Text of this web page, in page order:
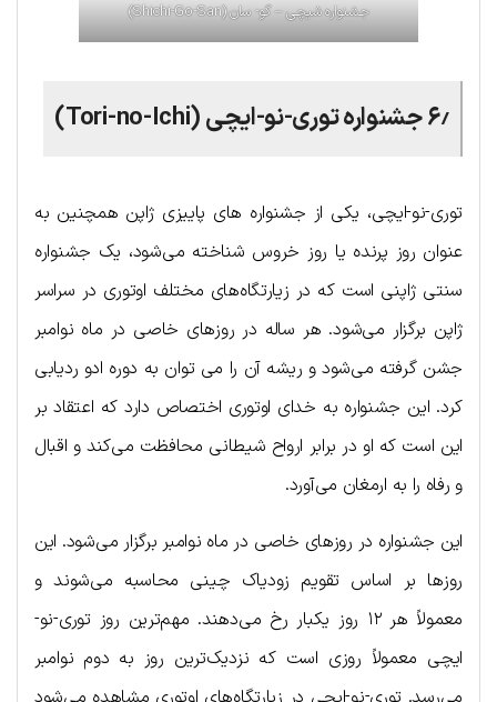
جشنواره شیچی – گو- سان (Shichi-Go-San)
۶٫ جشنواره توری-نو-ایچی (Tori-no-Ichi)
توری-نو-ایچی، یکی از جشنواره های پاییزی ژاپن همچنین به
عنوان روز پرنده یا روز خروس شناخته می‌شود، یک جشنواره
سنتی ژاپنی است که در زیارتگاه‌های مختلف اوتوری در سراسر
ژاپن برگزار می‌شود. هر ساله در روزهای خاصی در ماه نوامبر
جشن گرفته می‌شود و ریشه آن را می توان به دوره ادو ردیابی
کرد. این جشنواره به خدای اوتوری اختصاص دارد که اعتقاد بر
این است که او در برابر ارواح شیطانی محافظت می‌کند و اقبال
و رفاه را به ارمغان می‌آورد.
این جشنواره در روزهای خاصی در ماه نوامبر برگزار می‌شود. این
روزها بر اساس تقویم زودیاک چینی محاسبه می‌شوند و
معمولاً هر ۱۲ روز یکبار رخ می‌دهند. مهم‌ترین روز توری-نو-
ایچی معمولاً روزی است که نزدیک‌ترین روز به دوم نوامبر